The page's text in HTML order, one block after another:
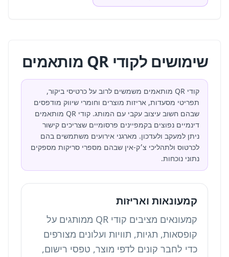
שימושים לקודי QR מותאמים
קודי QR מותאמים משמשים לרוב על כרטיסי ביקור,
תפריטי מסעדות, אריזות מוצרים וחומרי שיווק מודפסים
שבהם חשוב עיצוב עקבי עם המותג. קודי QR מותאמים
דינמיים נפוצים בקמפיינים פרסומיים שצריכים קישור
ניתן למעקב ולעדכון. מארגני אירועים משתמשים בהם
לכרטוס ולתהליכי צ׳ק-אין שבהם מספרי סריקות מספקים
נתוני נוכחות.
קמעונאות ואריזות
קמעונאים מציבים קודי QR ממותגים על
קופסאות, תגיות, תוויות ועלונים מצורפים
כדי לחבר קונים לדפי מוצר, טפסי רישום,